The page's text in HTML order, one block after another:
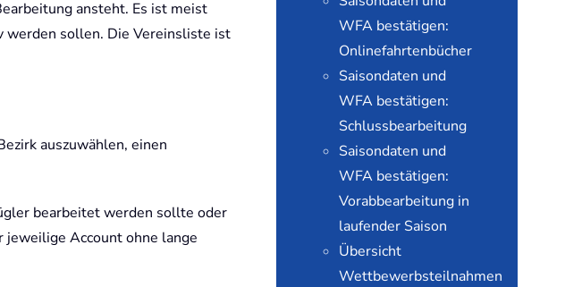
ansteht. Es ist meist
werden sollen. Die Vereinsliste ist
auszuwählen, einen
bearbeitet werden sollte oder
jeweilige Account ohne lange
WFA bestätigen:
Onlinefahrtenbücher
Saisondaten und
WFA bestätigen:
Schlussbearbeitung
Saisondaten und
WFA bestätigen:
Vorabbearbeitung in
laufender Saison
Übersicht
Wettbewerbsteilnahmen